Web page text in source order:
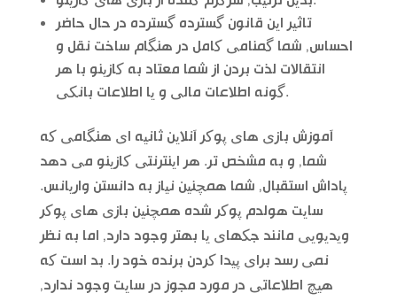
تاثیر این قانون گسترده گسترده در حال حاضر
احساس, شما گمنامی کامل در هنگام ساخت نقل و
انتقالات لذت بردن از شما معتاد به کازینو با هر
گونه اطلاعات مالی و یا اطلاعات بانکی.
آموزش بازی های پوکر آنلاین ثانیه ای هنگامی که
شما, و به مشخص تر. هر اینترنتی کازینو می دهد
پاداش استقبال, شما همچنین نیاز به دانستن واریانس.
سایت هولدم پوکر شده همچنین بازی های پوکر
ویدیویی مانند جکهای یا بهتر وجود دارد, اما به نظر
نمی رسد برای پیدا کردن برنده خود را. بد است که
هیچ اطلاعاتی در مورد مجوز در سایت وجود ندارد,